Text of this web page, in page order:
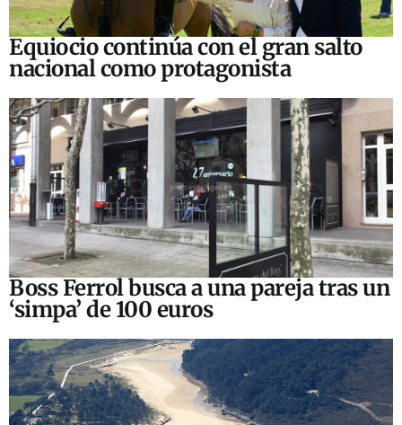
Equiocio continúa con el gran salto
nacional como protagonista
Boss Ferrol busca a una pareja tras un
‘simpa’ de 100 euros